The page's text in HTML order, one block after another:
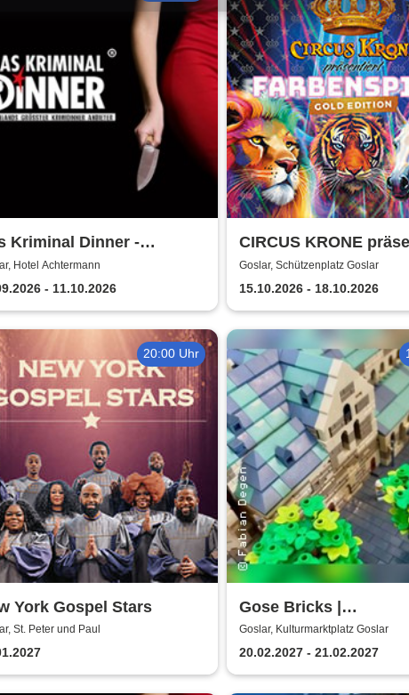
Kriminal Dinner -
à la Carte
Hotel Achtermann
- 11.10.2026
CIRCUS KRONE
FARBENSPIEL - Gold
| Goslar
Goslar, Schützenplatz Goslar
15.10.2026 - 18.10.2026
20:00 Uhr
York Gospel Stars
St. Peter und Paul
Gose Bricks |
Kulturmarktplatz
Goslar, Kulturmarktplatz Goslar
20.02.2027 - 21.02.2027